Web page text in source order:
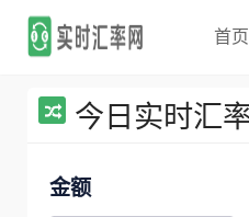
首页
今日实时汇
金额